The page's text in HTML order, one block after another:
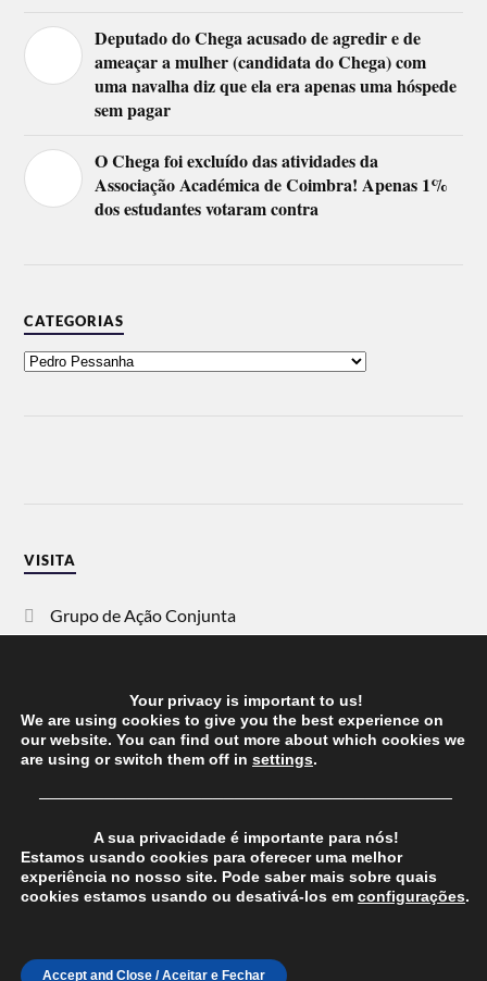
Deputado do Chega acusado de agredir e de
ameaçar a mulher (candidata do Chega) com
uma navalha diz que ela era apenas uma hóspede
sem pagar
O Chega foi excluído das atividades da
Associação Académica de Coimbra! Apenas 1%
dos estudantes votaram contra
CATEGORIAS
VISITA
Grupo de Ação Conjunta
Vida Justa
dezanove
THEME BY ANDERS NORÉN
Your privacy is important to us!
We are using cookies to give you the best experience on
our website. You can find out more about which cookies we
are using or switch them off in settings.
──────────────────────────────────────
A sua privacidade é importante para nós!
Estamos usando cookies para oferecer uma melhor
experiência no nosso site. Pode saber mais sobre quais
cookies estamos usando ou desativá-los em configurações.
Accept and Close / Aceitar e Fechar